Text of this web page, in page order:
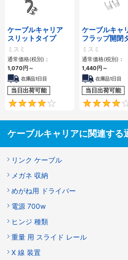
ケーブルキャリア
スリットタイプ
ミスミ
通常価格(税別)：
1,070 円 ～
在庫品1日目
当日出荷可能
4.1
ケーブルキャ
フラップ開閉
プ 本体＋取
ミスミ
通常価格(税別)：
1,440 円 ～
在庫品1日目
当日出荷可能
ケーブルキャリアに関連する
リンク ケーブル
メガネ 収納
めがね用 ドライバー
電源 700w
ヒンジ 種類
重量 用 スライド レール
X 線 装置